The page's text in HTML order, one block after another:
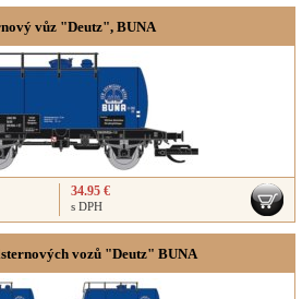
vůz "Deutz", BUNA
34.95 €
s DPH
vozů "Deutz" BUNA